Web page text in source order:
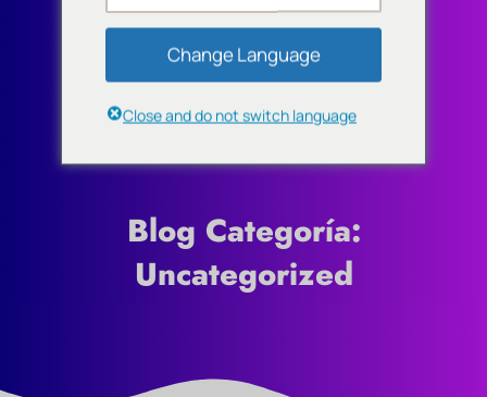
Blog Categoría:
Uncategorized
Change Language
Close and do not switch language